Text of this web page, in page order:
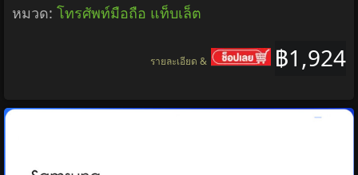
หมวด: โทรศัพท์มือถือ แท็บเล็ต
฿1,924
รายละเอียด &